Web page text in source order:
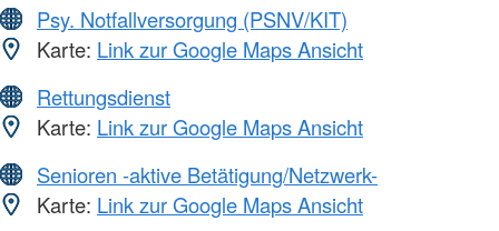
Psy. Notfallversorgung (PSNV/KIT)
Karte: Link zur Google Maps Ansicht
Rettungsdienst
Karte: Link zur Google Maps Ansicht
Senioren -aktive Betätigung/Netzwerk-
Karte: Link zur Google Maps Ansicht